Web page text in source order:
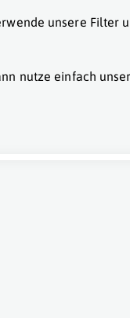
unsere Filter
nutze einfach